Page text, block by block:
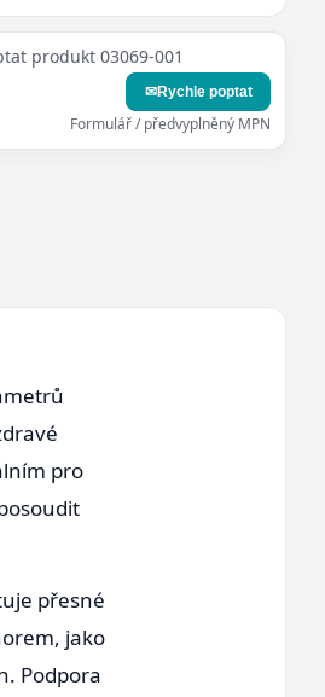
produkt 03069-001
✉Rychle poptat
Formulář / předvyplněný MPN
pro
přesné
jako
Podpora